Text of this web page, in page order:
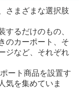
さまざまな選択肢
するだけのもの、
のカーポート、そ
ジなど、それぞれ
ート商品を設置す
気を集めていま